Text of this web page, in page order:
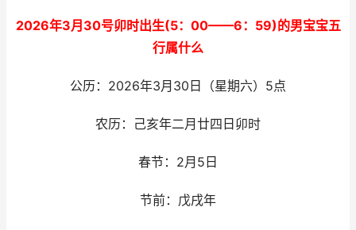
2026年3月30号卯时出生(5：00——6：59)的男宝宝五
行属什么
公历：2026年3月30日（星期六）5点
农历：己亥年二月廿四日卯时
春节：2月5日
节前：戊戌年